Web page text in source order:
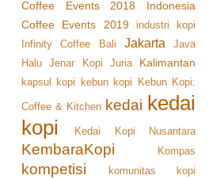
Coffee Events 2018
Indonesia
Coffee Events 2019
industri kopi
Infinity Coffee Bali
Jakarta
Java
Halu
Jenar Kopi Juria Kalimantan
kapsul kopi kebun kopi Kebun Kopi:
Coffee & Kitchen kedai kedai
kopi
Kedai Kopi Nusantara
KembaraKopi Kompas
kompetisi komunitas kopi